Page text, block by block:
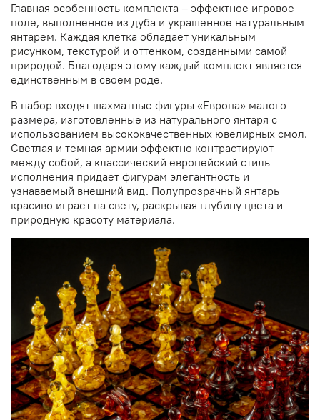
Главная особенность комплекта – эффектное игровое
поле, выполненное из дуба и украшенное натуральным
янтарем. Каждая клетка обладает уникальным
рисунком, текстурой и оттенком, созданными самой
природой. Благодаря этому каждый комплект является
единственным в своем роде.
В набор входят шахматные фигуры «Европа» малого
размера, изготовленные из натурального янтаря с
использованием высококачественных ювелирных смол.
Светлая и темная армии эффектно контрастируют
между собой, а классический европейский стиль
исполнения придает фигурам элегантность и
узнаваемый внешний вид. Полупрозрачный янтарь
красиво играет на свету, раскрывая глубину цвета и
природную красоту материала.